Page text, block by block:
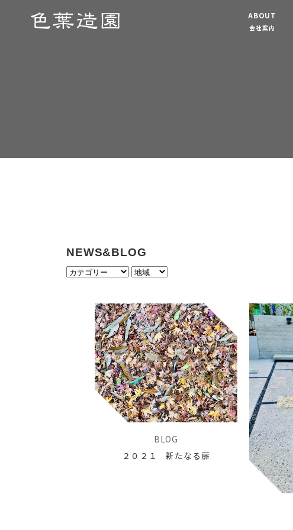
ABOUT
会社案内
NEWS&BLOG
BLOG
２０２１ 新たなる扉